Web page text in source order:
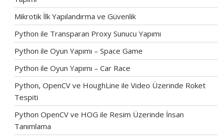
Mikrotik İlk Yapılandırma ve Güvenlik
Python ile Transparan Proxy Sunucu Yapımı
Python ile Oyun Yapımı – Space Game
Python ile Oyun Yapımı – Car Race
Python, OpenCV ve HoughLine ile Video Üzerinde Roket
Tespiti
Python OpenCV ve HOG ile Resim Üzerinde İnsan
Tanımlama